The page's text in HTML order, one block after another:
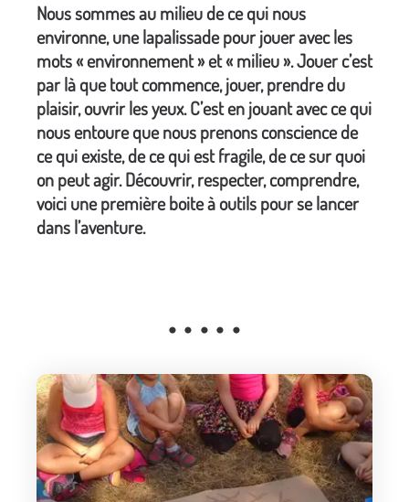
Nous sommes au milieu de ce qui nous
environne, une lapalissade pour jouer avec les
mots « environnement » et « milieu ». Jouer c’est
par là que tout commence, jouer, prendre du
plaisir, ouvrir les yeux. C’est en jouant avec ce qui
nous entoure que nous prenons conscience de
ce qui existe, de ce qui est fragile, de ce sur quoi
on peut agir. Découvrir, respecter, comprendre,
voici une première boite à outils pour se lancer
dans l’aventure.
• • • • •